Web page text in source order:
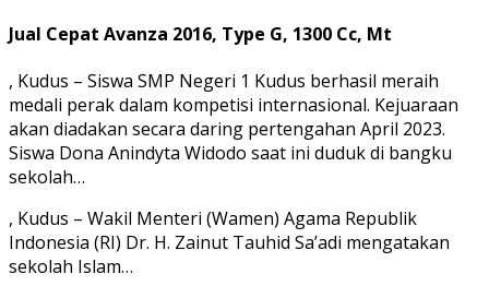
Jual Cepat Avanza 2016, Type G, 1300 Cc, Mt
, Kudus – Siswa SMP Negeri 1 Kudus berhasil meraih
medali perak dalam kompetisi internasional. Kejuaraan
akan diadakan secara daring pertengahan April 2023.
Siswa Dona Anindyta Widodo saat ini duduk di bangku
sekolah…
, Kudus – Wakil Menteri (Wamen) Agama Republik
Indonesia (RI) Dr. H. Zainut Tauhid Sa’adi mengatakan
sekolah Islam…